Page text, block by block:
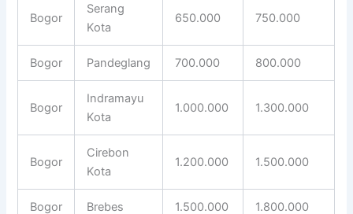
Bogor
Serang
Kota
650.000 750.000
Bogor Pandeglang 700.000 800.000
Bogor
Indramayu
Kota
1.000.000 1.300.000
Bogor
Cirebon
Kota
1.200.000 1.500.000
Bogor Brebes 1.500.000 1.800.000